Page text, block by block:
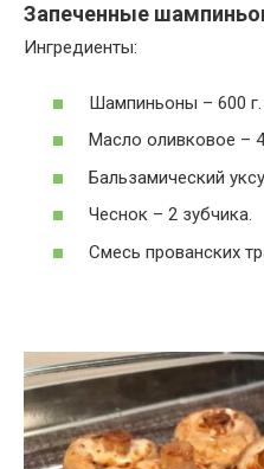
Запеченные
Ингредиенты:
Шампиньоны – 600 г.
Масло оливковое –
Бальзамический
Чеснок – 2 зубчика.
Смесь прованских